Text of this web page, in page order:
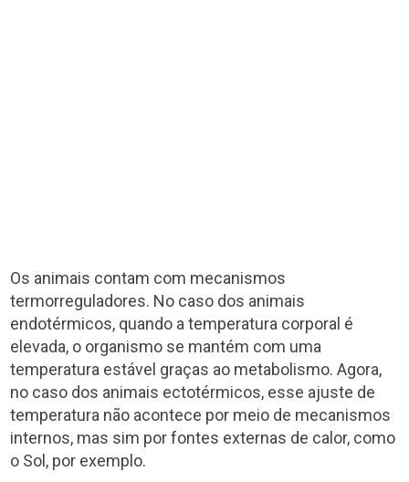
Os animais contam com mecanismos
termorreguladores. No caso dos animais
endotérmicos, quando a temperatura corporal é
elevada, o organismo se mantém com uma
temperatura estável graças ao metabolismo. Agora,
no caso dos animais ectotérmicos, esse ajuste de
temperatura não acontece por meio de mecanismos
internos, mas sim por fontes externas de calor, como
o Sol, por exemplo.